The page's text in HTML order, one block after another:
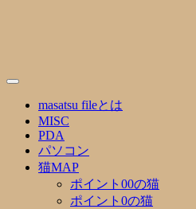
masatsu fileとは
MISC
PDA
パソコン
猫MAP
ポイント00の猫
ポイント0の猫